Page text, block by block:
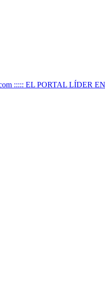
::::: EL PORTAL LÍDER